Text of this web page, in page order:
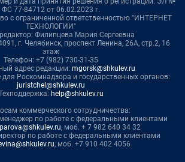
ФС 77-84712 от 06.02.2023 г.
с ограниченной ответственностью "ИНТЕРНЕТ
ТЕХНОЛОГИИ"
Филипцева Мария Сергеевна
г. Челябинск, проспект Ленина, 26А, стр.2, 16
этаж
Телефон: +7 (982) 730-31-35
адрес редакции: mgorsk@shkulev.ru
Роскомнадзора и государственных органов:
juristchel@shkulev.ru
help@shkulev.ru
коммерческого сотрудничества:
по работе с федеральными клиентами
, моб. + 7 982 640 34 32
по работе с федеральными клиентами
, моб. +7 910 402 4056